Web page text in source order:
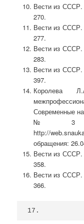
Вести из СССР.
270.
Вести из СССР.
277.
Вести из СССР.
283.
Вести из СССР.
397.
Королева
Современные
№ 3
http://
обращения:
Вести из СССР.
358.
Вести из СССР.
366.
17.